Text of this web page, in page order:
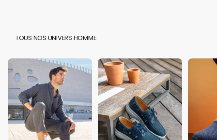
TOUS NOS UNIVERS HOMME